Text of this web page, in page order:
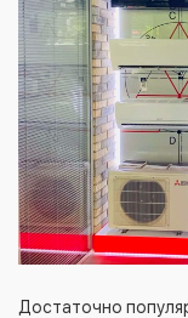
Достаточно